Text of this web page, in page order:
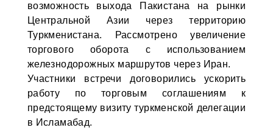
возможность выхода Пакистана на рынки
Центральной Азии через территорию
Туркменистана. Рассмотрено увеличение
торгового оборота с использованием
железнодорожных маршрутов через Иран.
Участники встречи договорились ускорить
работу по торговым соглашениям к
предстоящему визиту туркменской делегации
в Исламабад.